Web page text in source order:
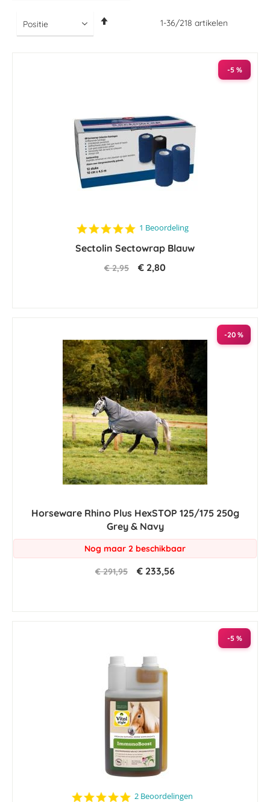
1-36/218 artikelen
-5 %
5.0
rating
1 Beoordeling
Sectolin Sectowrap Blauw
€ 2,95 € 2,80
-20 %
Horseware Rhino Plus HexSTOP 125/175 250g
Grey & Navy
Nog maar 2 beschikbaar
€ 291,95 € 233,56
-5 %
5.0
2 Beoordelingen